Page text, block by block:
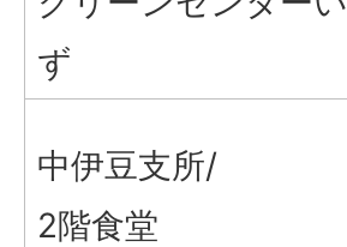
ず
中伊豆支所/
2階食堂